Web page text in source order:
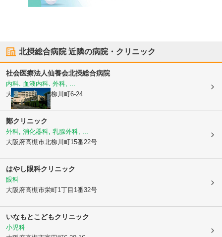
北摂総合病院近隣の病院・クリニック
社会医療法人仙養会北摂総合病院
内科, 血液内科, 外科, ...
大阪府高槻市北柳川町6-24
鄭クリニック
外科, 消化器科, 乳腺外科, ...
大阪府高槻市北柳川町15番22号
はやし眼科クリニック
眼科
大阪府高槻市栄町1丁目1番32号
いなもとこどもクリニック
小児科